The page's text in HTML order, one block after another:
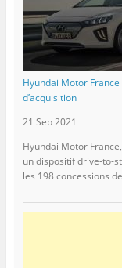
Hyundai Motor
d’acquisition
21 Sep 2021
Hyundai Motor
un dispositif drive-to-
les 198 concessions